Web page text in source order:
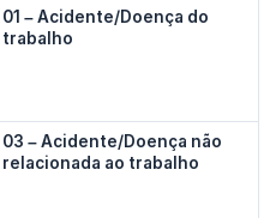
01 – Acidente/Doença do
trabalho
03 – Acidente/Doença não
relacionada ao trabalho